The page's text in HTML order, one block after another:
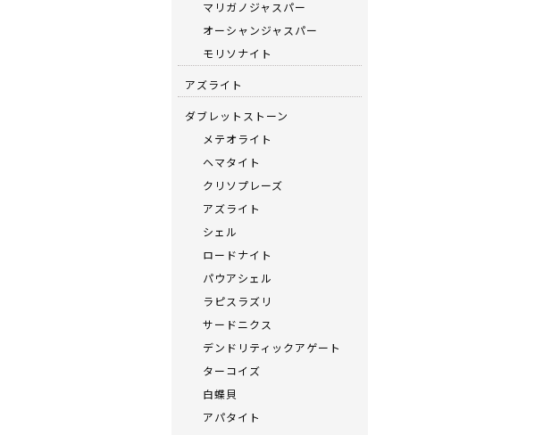
マリガノジャスパー
オーシャンジャスパー
モリソナイト
アズライト
ダブレットストーン
メテオライト
ヘマタイト
クリソプレーズ
アズライト
シェル
ロードナイト
パウアシェル
ラピスラズリ
サードニクス
デンドリティックアゲート
ターコイズ
白蝶貝
アパタイト